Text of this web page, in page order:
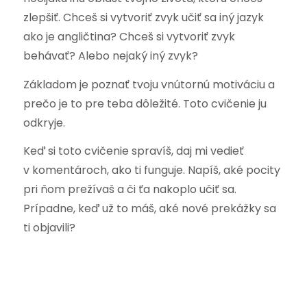
zlepšiť. Chceš si vytvoriť zvyk učiť sa iný jazyk
ako je angličtina? Chceš si vytvoriť zvyk
behávať? Alebo nejaký iný zvyk?
Základom je poznať tvoju vnútornú motiváciu a
prečo je to pre teba dôležité. Toto cvičenie ju
odkryje.
Keď si toto cvičenie spravíš, daj mi vedieť
v komentároch, ako ti funguje. Napíš, aké pocity
pri ňom prežívaš a či ťa nakoplo učiť sa.
Prípadne, keď už to máš, aké nové prekážky sa
ti objavili?